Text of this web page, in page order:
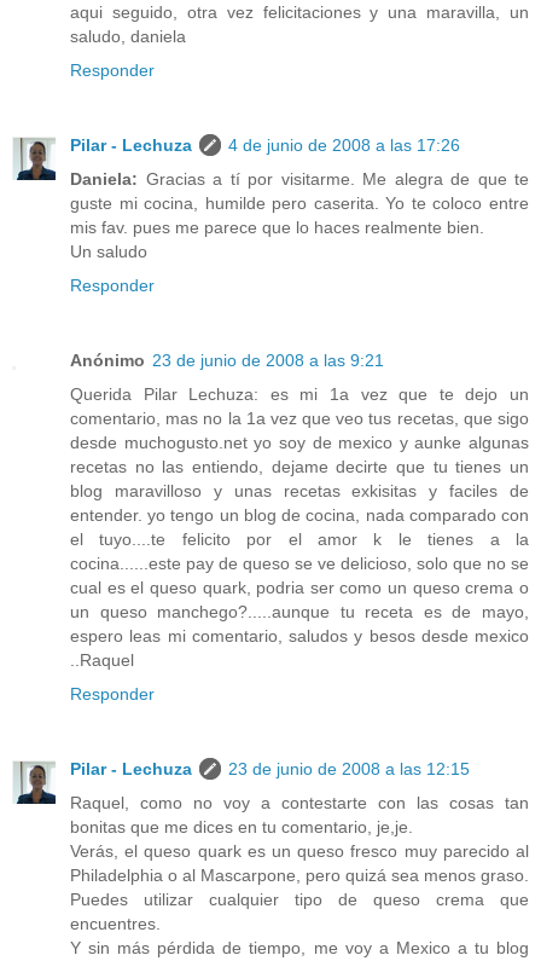
aqui seguido, otra vez felicitaciones y una maravilla, un
saludo, daniela
Responder
Pilar - Lechuza
4 de junio de 2008 a las 17:26
Daniela: Gracias a tí por visitarme. Me alegra de que te
guste mi cocina, humilde pero caserita. Yo te coloco entre
mis fav. pues me parece que lo haces realmente bien.
Un saludo
Responder
Anónimo 23 de junio de 2008 a las 9:21
Querida Pilar Lechuza: es mi 1a vez que te dejo un
comentario, mas no la 1a vez que veo tus recetas, que sigo
desde muchogusto.net yo soy de mexico y aunke algunas
recetas no las entiendo, dejame decirte que tu tienes un
blog maravilloso y unas recetas exkisitas y faciles de
entender. yo tengo un blog de cocina, nada comparado con
el tuyo....te felicito por el amor k le tienes a la
cocina......este pay de queso se ve delicioso, solo que no se
cual es el queso quark, podria ser como un queso crema o
un queso manchego?.....aunque tu receta es de mayo,
espero leas mi comentario, saludos y besos desde mexico
..Raquel
Responder
Pilar - Lechuza
23 de junio de 2008 a las 12:15
Raquel, como no voy a contestarte con las cosas tan
bonitas que me dices en tu comentario, je,je.
Verás, el queso quark es un queso fresco muy parecido al
Philadelphia o al Mascarpone, pero quizá sea menos graso.
Puedes utilizar cualquier tipo de queso crema que
encuentres.
Y sin más pérdida de tiempo, me voy a Mexico a tu blog